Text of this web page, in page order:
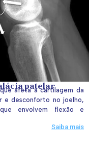
patelar
afeta a cartilagem da
e desconforto no joelho,
envolvem flexão e
Saiba mais